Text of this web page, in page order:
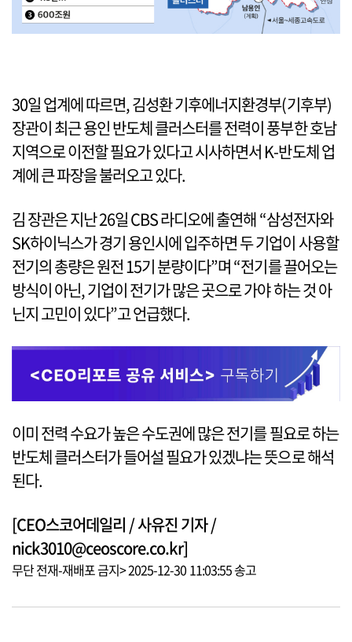
30일 업계에 따르면, 김성환 기후에너지환경부(기후부)
장관이 최근 용인 반도체 클러스터를 전력이 풍부한 호남
지역으로 이전할 필요가 있다고 시사하면서 K-반도체 업
계에 큰 파장을 불러오고 있다.
김 장관은 지난 26일 CBS 라디오에 출연해 “삼성전자와
SK하이닉스가 경기 용인시에 입주하면 두 기업이 사용할
전기의 총량은 원전 15기 분량이다”며 “전기를 끌어오는
방식이 아닌, 기업이 전기가 많은 곳으로 가야 하는 것 아
닌지 고민이 있다”고 언급했다.
이미 전력 수요가 높은 수도권에 많은 전기를 필요로 하는
반도체 클러스터가 들어설 필요가 있겠냐는 뜻으로 해석
된다.
[CEO스코어데일리 / 사유진 기자 /
nick3010@ceoscore.co.kr]
무단 전재-재배포 금지> 2025-12-30 11:03:55 송고